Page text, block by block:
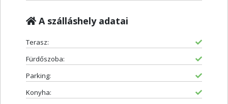
A szálláshely adatai
Terasz:
Fürdőszoba:
Parking:
Konyha: